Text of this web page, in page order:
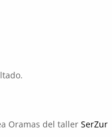
Oramas del tallerSerZur